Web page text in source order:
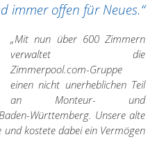
immer offen für Neues.“
„Mit nun über 600 Zimmern
verwaltet die
Zimmerpool.com-Gruppe
einen nicht unerheblichen Teil
an Monteur- und
Württemberg. Unsere alte
kostete dabei ein Vermögen